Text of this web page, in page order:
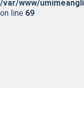
/var/www/
on line 69